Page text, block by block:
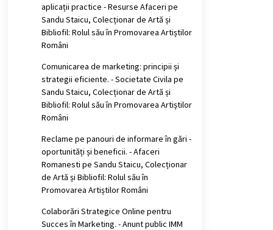
aplicații practice - Resurse Afaceri pe
Sandu Staicu, Colecționar de Artă și
Bibliofil: Rolul său în Promovarea Artiștilor
Români
Comunicarea de marketing: principii și
strategii eficiente. - Societate Civila pe
Sandu Staicu, Colecționar de Artă și
Bibliofil: Rolul său în Promovarea Artiștilor
Români
Reclame pe panouri de informare în gări -
oportunități și beneficii. - Afaceri
Romanesti pe Sandu Staicu, Colecționar
de Artă și Bibliofil: Rolul său în
Promovarea Artiștilor Români
Colaborări Strategice Online pentru
Succes în Marketing. - Anunt public IMM